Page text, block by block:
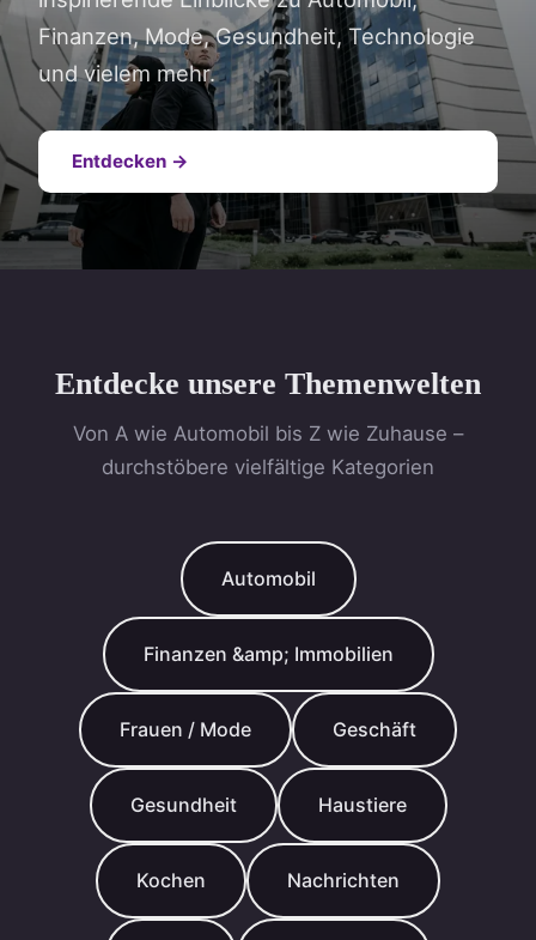
Finanzen, Mode, Gesundheit, Technologie
und vielem mehr.
Entdecken →
Entdecke unsere Themenwelten
Von A wie Automobil bis Z wie Zuhause –
durchstöbere vielfältige Kategorien
Automobil
Finanzen &amp; Immobilien
Frauen / Mode Geschäft
Gesundheit Haustiere
Kochen Nachrichten